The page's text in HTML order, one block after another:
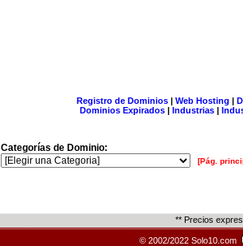
Registro de Dominios| Web Hosting |
Dominios Expirados | Industrias |
Categorías de Dominio:
[Pág.
** Precios
© 2002/2022 Solo10.com